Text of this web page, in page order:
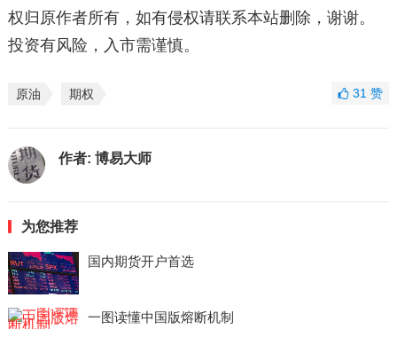
权归原作者所有，如有侵权请联系本站删除，谢谢。
投资有风险，入市需谨慎。
原油 期权 31赞
作者: 博易大师
为您推荐
国内期货开户首选
一图读懂中国版熔断机制